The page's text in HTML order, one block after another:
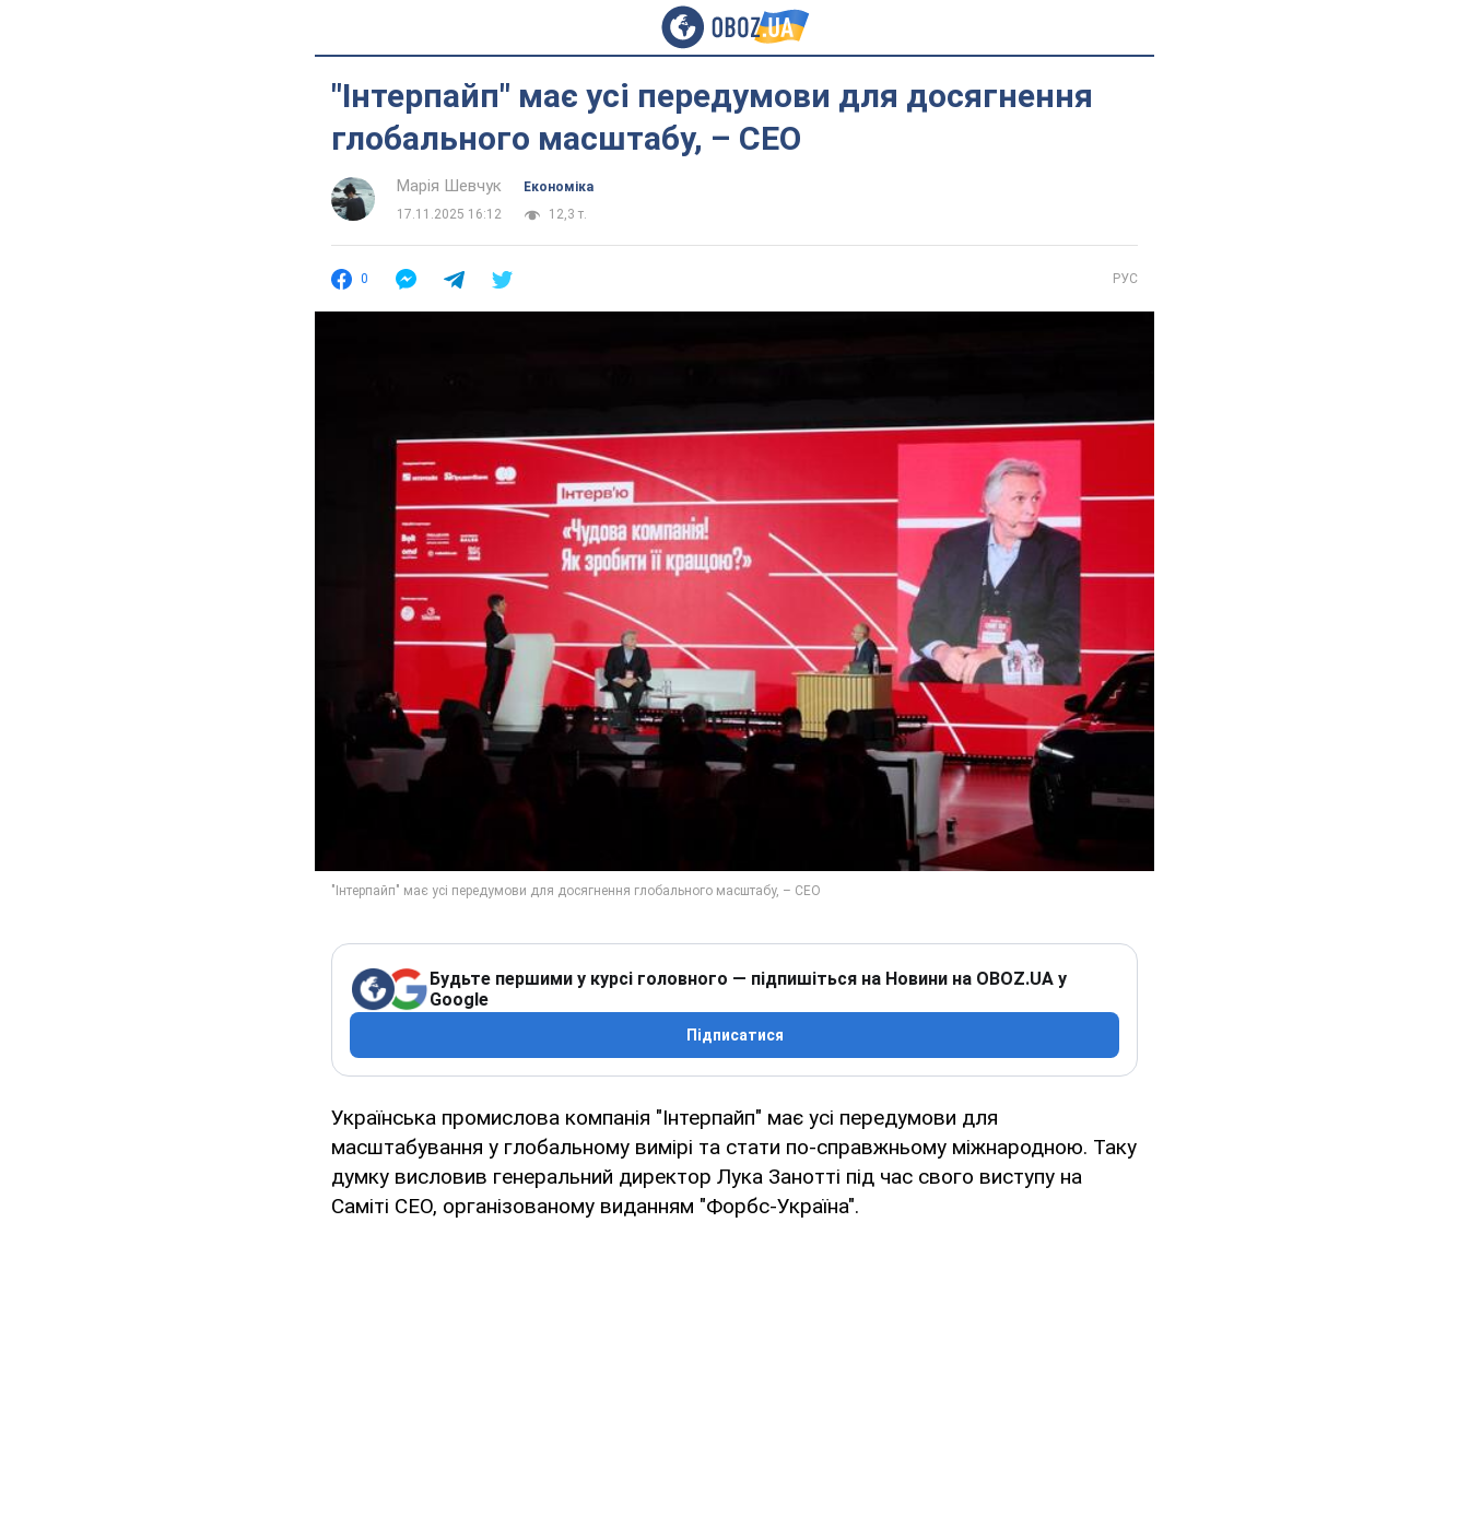
"Інтерпайп" має усі передумови для досягнення
глобального масштабу, – CEO
Марія Шевчук
Економіка
17.11.2025 16:12
12,3 т.
0 РУС
Будьте першими у курсі головного — підпишіться на Новини на OBOZ.UA у
Google
Підписатися
Українська промислова компанія "Інтерпайп" має усі передумови для
масштабування у глобальному вимірі та стати по-справжньому міжнародною. Таку
думку висловив генеральний директор Лука Занотті під час свого виступу на
Саміті СЕО, організованому виданням "Форбс-Україна".